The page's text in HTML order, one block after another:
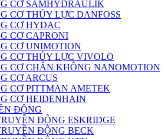
CƠ SAMHYDRAULIK
CƠ THỦY LỰC DANFOSS
CƠ HYDAC
CƠ CAPRONI
CƠ UNIMOTION
CƠ THỦY LỰC VIVOLO
CƠ CHÂN KHÔNG NANOMOTION
CƠ ARCUS
CƠ PITTMAN AMETEK
CƠ HEIDENHAIN
ĐỘNG
ĐỘNG ESKRIDGE
ĐỘNG BECK